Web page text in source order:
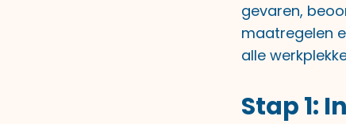
gevaren,
maatregelen
alle
Stap 1: